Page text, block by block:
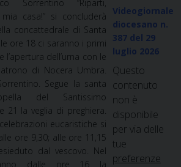
Sorrentino “Riparti,
casa!” si concluderà
concattedrale di Santa
ore 18 ci saranno i primi
dell’urna con le
di Nocera Umbra.
Segue la santa
del Santissimo
21 la veglia di preghiera.
eucaristiche si
ore 9,30; alle ore 11,15
dal vescovo. Nel
dalle ore 16 la
Videogiornale
diocesano n.
387 del 29
luglio 2026
Questo
contenuto
non è
disponibile
per via delle
tue
preferenze